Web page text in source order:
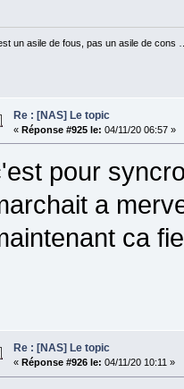
un asile de fous, pas un asile de cons
Re : [NAS] Le topic
« Réponse #925 le: 04/11/20 06:57 »
pour
a
ca
Re : [NAS] Le topic
« Réponse #926 le: 04/11/20 10:11 »